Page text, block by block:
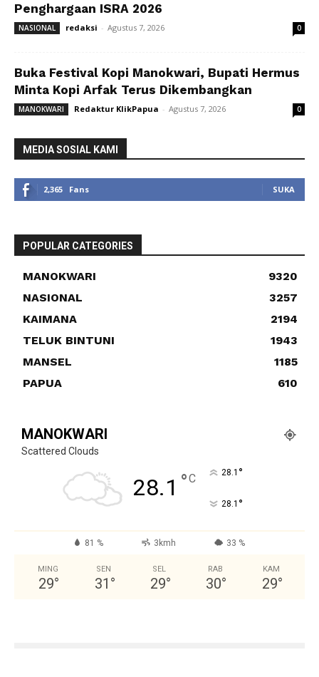
Penghargaan ISRA 2026
NASIONAL redaksi - Agustus 7, 2026 0
Buka Festival Kopi Manokwari, Bupati Hermus
Minta Kopi Arfak Terus Dikembangkan
MANOKWARI Redaktur KlikPapua - Agustus 7, 2026 0
MEDIA SOSIAL KAMI
2,365 Fans SUKA
POPULAR CATEGORIES
MANOKWARI
9320
NASIONAL
3257
KAIMANA
2194
TELUK BINTUNI
1943
MANSEL
1185
PAPUA
610
MANOKWARI
Scattered Clouds
28.1 °C 28.1 °
28.1 °
81 % 3kmh 33 %
MING
29°
SEN
31 °
SEL
29°
RAB
30°
KAM
29°